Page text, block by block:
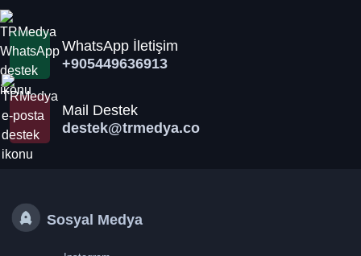
WhatsApp İletişim
+905449636913
Mail Destek
destek@trmedya.co
Sosyal Medya